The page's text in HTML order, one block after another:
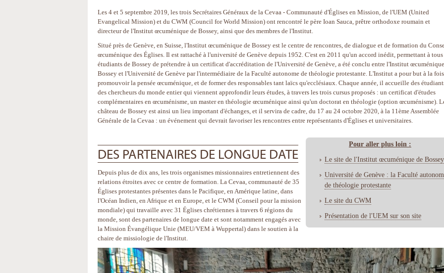
Les 4 et 5 septembre 2019, les trois Secrétaires Généraux de la Cevaa - Communauté d'Églises en Mission, de l'UEM (United
Evangelical Mission) et du CWM (Council for World Mission) ont rencontré le père Ioan Sauca, prêtre orthodoxe roumain et
directeur de l'Institut œcuménique de Bossey, ainsi que des membres de l'Institut.
Situé près de Genève, en Suisse, l'Institut œcuménique de Bossey est le centre de rencontres, de dialogue et de formation du
œcuménique des Églises. Il est rattaché à l'université de Genève depuis 1952. C'est en 2011 qu'un accord inédit, permettant à tous
étudiants de Bossey de prétendre à un certificat d'accréditation de l'Université de Genève, a été conclu entre l'Institut
Bossey et l'Université de Genève par l'intermédiaire de la Faculté autonome de théologie protestante. L'Institut a pour but à la
promouvoir la pensée œcuménique, et de former des responsables tant laïcs qu'ecclésiaux. Chaque année, il accueille des
des chercheurs du monde entier qui viennent approfondir leurs études, à travers les trois cursus proposés : un certificat d'études
complémentaires en œcuménisme, un master en théologie œcuménique ainsi qu'un doctorat en théologie (option œcuménisme).
château de Bossey est ainsi un lieu important d'échanges, et il servira de cadre, du 17 au 24 octobre 2020, à la 11ème Assemblée
Générale de la Cevaa : un événement qui devrait favoriser les rencontres entre représentants d'Églises et universitaires.
DES PARTENAIRES DE LONGUE DATE
Pour aller plus loin :
Le site de l'Institut œcuménique de Bossey
Université de Genève : la Faculté
de théologie protestante
Le site du CWM
Présentation de l'UEM sur son site
Depuis plus de dix ans, les trois organismes missionnaires entretiennent des
relations étroites avec ce centre de formation. La Cevaa, communauté de 35
Églises protestantes présentes dans le Pacifique, en Amérique latine, dans
l'Océan Indien, en Afrique et en Europe, et le CWM (Conseil pour la mission
mondiale) qui travaille avec 31 Églises chrétiennes à travers 6 régions du
monde, sont des partenaires de longue date et sont notamment engagés avec
la Mission Évangélique Unie (MEU/VEM à Wuppertal) dans le soutien à la
chaire de missiologie de l'Institut.